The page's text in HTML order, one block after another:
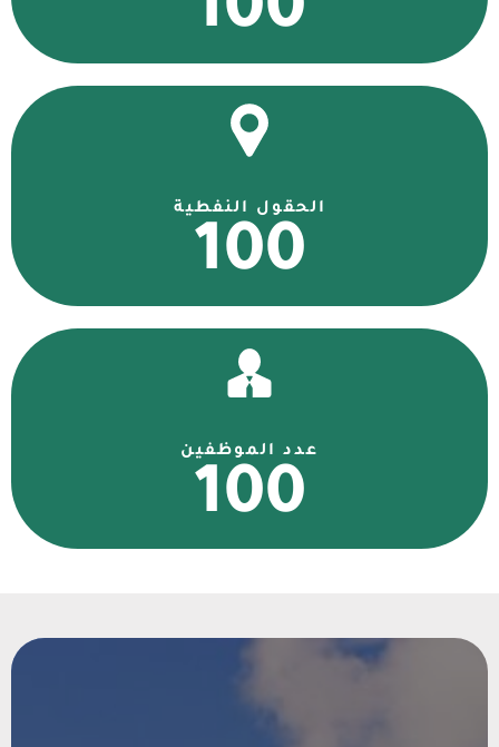
100
الحقول النفطية
100
عدد الموظفين
100